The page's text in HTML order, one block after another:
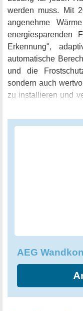
werden muss. Mit
angenehme
energiesparenden
Erkennung",
automatische
und die
sondern auch
zu installieren und
eine einstellbare
Wochentimer
ermöglichen eine
Wandkonvektor
auch als
Qualität Made in
machen diesen
Heizgerät für jede